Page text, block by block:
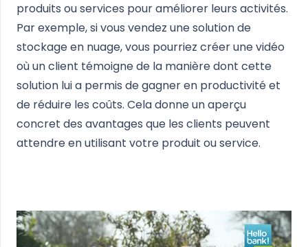
produits ou services pour améliorer leurs activités.
Par exemple, si vous vendez une solution de
stockage en nuage, vous pourriez créer une vidéo
où un client témoigne de la manière dont cette
solution lui a permis de gagner en productivité et
de réduire les coûts. Cela donne un aperçu
concret des avantages que les clients peuvent
attendre en utilisant votre produit ou service.